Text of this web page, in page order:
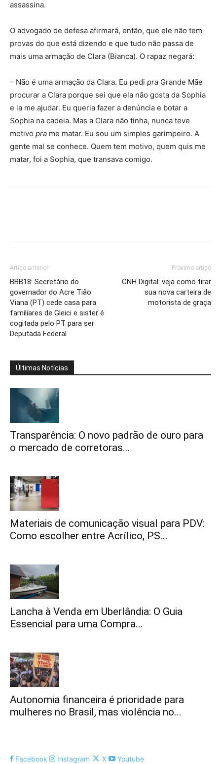
assassina.
O advogado de defesa afirmará, então, que ele não tem
provas do que está dizendo e que tudo não passa de
mais uma armação de Clara (Bianca). O rapaz negará:
– Não é uma armação da Clara. Eu pedi pra Grande Mãe
procurar a Clara porque sei que ela não gosta da Sophia
e ia me ajudar. Eu queria fazer a denúncia e botar a
Sophia na cadeia. Mas a Clara não tinha, nunca teve
motivo pra me matar. Eu sou um simples garimpeiro. A
gente mal se conhece. Quem tem motivo, quem quis me
matar, foi a Sophia, que transava comigo.
Artigo anterior
BBB18: Secretário do
governador do Acre Tião
Viana (PT) cede casa para
familiares de Gleici e sister é
cogitada pelo PT para ser
Deputada Federal
Próximo artigo
CNH Digital: veja como tirar
sua nova carteira de
motorista de graça
Últimas Notícias
Transparência: O novo padrão de ouro para
o mercado de corretoras...
Materiais de comunicação visual para PDV:
Como escolher entre Acrílico, PS...
Lancha à Venda em Uberlândia: O Guia
Essencial para uma Compra...
Autonomia financeira é prioridade para
mulheres no Brasil, mas violência no...
Facebook Instagram X Youtube